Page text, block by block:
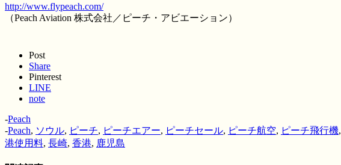
http://www.flypeach.com/
（Peach Aviation 株式会社／ピーチ・アビエーション）
Post
Share
Pinterest
LINE
note
-Peach
-Peach, ソウル, ピーチ, ピーチエアー, ピーチセール, ピーチ航空, ピーチ飛行機,
港使用料, 長崎, 香港, 鹿児島